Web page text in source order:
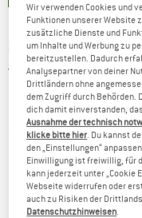
SPEEDO -
5,0(1)
Wir verwenden Cookies und
Funktionen unserer Website
zusätzliche Dienste und
um Inhalte und Werbung zu
bereitzustellen. Dadurch
Analysepartner von deiner
Drittländern ohne
dem Zugriff durch Behörden.
dich damit einverstanden,
Ausnahme der technisch
klicke bitte hier. Du kannst
den „Einstellungen“
Einwilligung ist freiwillig, für
kann jederzeit unter „Cookie
Webseite widerrufen oder
auch zu Risiken der
Datenschutzhinweisen.